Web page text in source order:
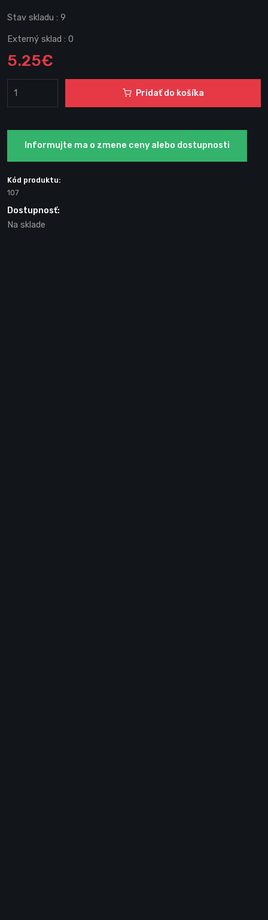
Stav skladu : 9
Externý sklad : 0
5.25€
Pridať do košíka
Informujte ma o zmene ceny alebo dostupnosti
Kód produktu:
107
Dostupnosť:
Na sklade